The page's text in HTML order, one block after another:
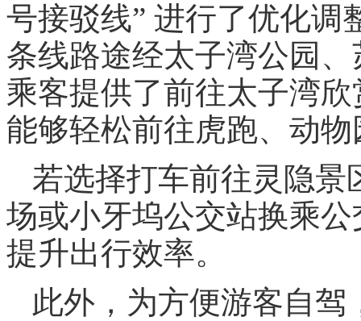
号接驳线” 进行了优化调
条线路途经太子湾公园
乘客提供了前往太子湾
能够轻松前往虎跑、动
若选择打车前往灵隐景
场或小牙坞公交站换乘
提升出行效率。
此外，为方便游客自